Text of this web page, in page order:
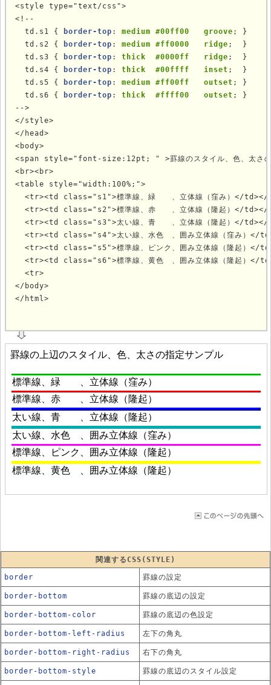
<style type="text/css">
<!--
  td.s1 {
border-top : medium #00ff00   groove ; }
  td.s2 {
border-top : medium #ff0000   ridge ;  }
  td.s3 {
border-top : thick  #0000ff   ridge ;  }
  td.s4 {
border-top : thick  #00ffff   inset ;  }
  td.s5 {
border-top : medium #ff00ff   outset ; }
  td.s6 {
border-top : thick  #ffff00   outset ; }
-->
</style>
</head>
<body>
<span style="font-size:12pt; " >罫線のスタイル、色、太さの
<br><br>
<table style="width:100%;">
<tr><td class="s1">標準線、緑　　、立体線（窪み）</
<tr><td class="s2">標準線、赤　　、立体線（隆起）</
<tr><td class="s3">太い線、青　　、立体線（隆起）</
<tr><td class="s4">太い線、水色　、囲み立体線（窪み）</
<tr><td class="s5">標準線、ピンク、囲み立体線（隆起）</
<tr><td class="s6">標準線、黄色　、囲み立体線（隆起）</
  <tr>
</body>
</html>
関連するCSS(STYLE)
border 罫線の設定
border-bottom 罫線の底辺の設定
border-bottom-color 罫線の底辺の色設定
border-bottom-left-radius 左下の角丸
border-bottom-right-radius 右下の角丸
border-bottom-style 罫線の底辺のスタイル設定